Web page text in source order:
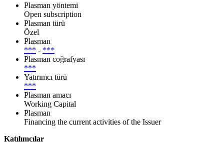
Plasman yöntemi
Open subscription
Plasman türü
Özel
Plasman
*** - ***
Plasman coğrafyası
***
Yatırımcı türü
***
Plasman amacı
Working Capital
Plasman
Financing the current activities of the Issuer
Katılımcılar